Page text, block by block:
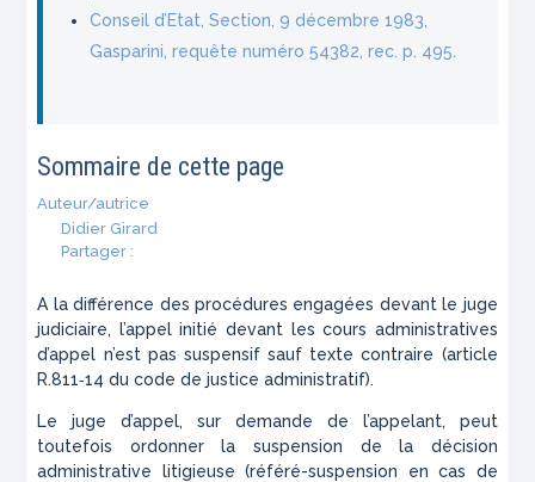
Conseil d’Etat, Section, 9 décembre 1983,
Gasparini, requête numéro 54382, rec. p. 495.
Sommaire de cette page
Auteur/autrice
Didier Girard
Partager :
A la différence des procédures engagées devant le juge
judiciaire, l’appel initié devant les cours administratives
d’appel n’est pas suspensif sauf texte contraire (article
R.811‑14 du code de justice administratif).
Le juge d’appel, sur demande de l’appelant, peut
toutefois ordonner la suspension de la décision
administrative litigieuse (référé-suspension en cas de